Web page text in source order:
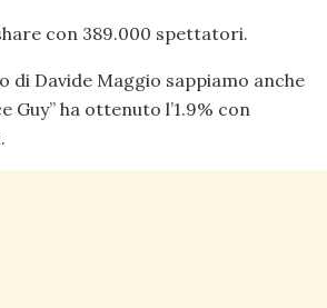
con 389.000 spettatori.
di Davide Maggio sappiamo anche
Guy” ha ottenuto l’1.9% con